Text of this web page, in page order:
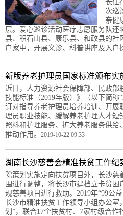
长任
次巡
亲健
层。爱心巡诊活动医疗志愿服务队
县、积石山县、康乐县、和政县的社
户家中，开展义诊、科普讲座及入户
新版养老护理员国家标准颁布实
近日，人力资源社会保障部、民政部
技能标准（2019年版）》（以下简称
订对指导养老护理员培养培训、开展
理员职业技能、缓解养老护理人才短
照料和护理服务、扩大养老服务供
推动作用。 2019-10-22 09:33
湖南长沙慈善会精准扶贫工作纪
除策划实施定向扶贫项目外，长沙
围进行调整，将长沙市建档立卡贫困
规慈善项目进行救助。2019年“99公
长沙市精准扶贫工作领导小组办公室
划”，联合17个扶贫村、7家村级合